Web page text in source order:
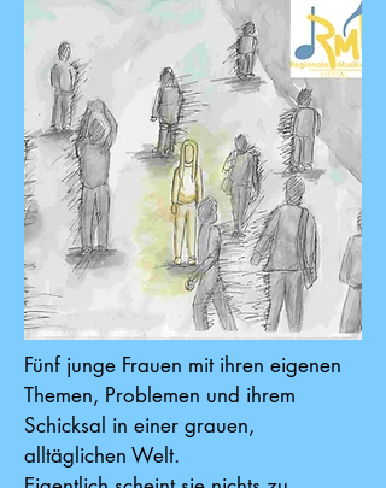
Fünf junge Frauen mit ihren eigenen
Themen, Problemen und ihrem
Schicksal in einer grauen,
alltäglichen Welt.